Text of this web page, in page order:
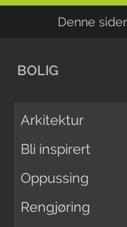
Denne
BOLIG
Arkitektur
Bli inspirert
Oppussing
Rengjøring